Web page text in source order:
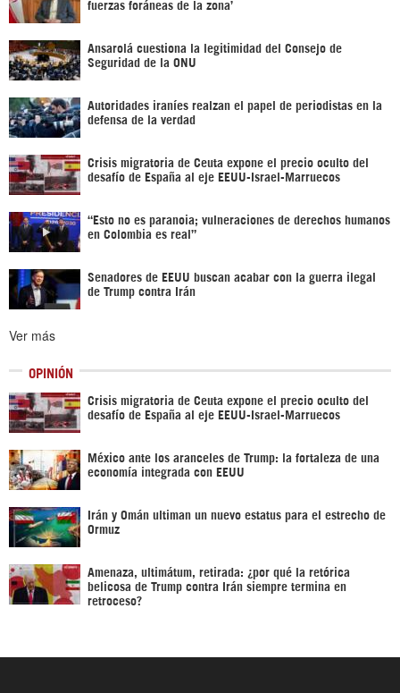
fuerzas foráneas de la zona’
Ansarolá cuestiona la legitimidad del Consejo de
Seguridad de la ONU
Autoridades iraníes realzan el papel de periodistas en la
defensa de la verdad
Crisis migratoria de Ceuta expone el precio oculto del
desafío de España al eje EEUU-Israel-Marruecos
“Esto no es paranoia; vulneraciones de derechos humanos
en Colombia es real”
Senadores de EEUU buscan acabar con la guerra ilegal
de Trump contra Irán
Ver más
OPINIÓN
Crisis migratoria de Ceuta expone el precio oculto del
desafío de España al eje EEUU-Israel-Marruecos
México ante los aranceles de Trump: la fortaleza de una
economía integrada con EEUU
Irán y Omán ultiman un nuevo estatus para el estrecho de
Ormuz
Amenaza, ultimátum, retirada: ¿por qué la retórica
belicosa de Trump contra Irán siempre termina en
retroceso?